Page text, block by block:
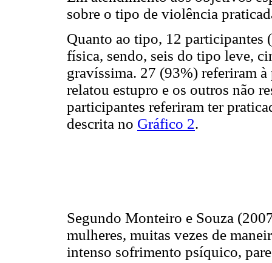
sobre o tipo de violência
Quanto ao tipo, 12 participantes
física, sendo, seis do tipo leve,
gravíssima. 27 (93%) referiram
relatou estupro e os outros não
participantes referiram ter
descrita no Gráfico 2.
Segundo Monteiro e Souza
mulheres, muitas vezes de
intenso sofrimento psíquico,